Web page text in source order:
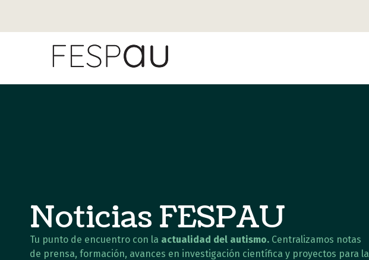
Noticias FESPAU
Tu punto de encuentro con la actualidad del autismo. Centralizamos notas
de prensa, formación, avances en investigación científica y proyectos para la